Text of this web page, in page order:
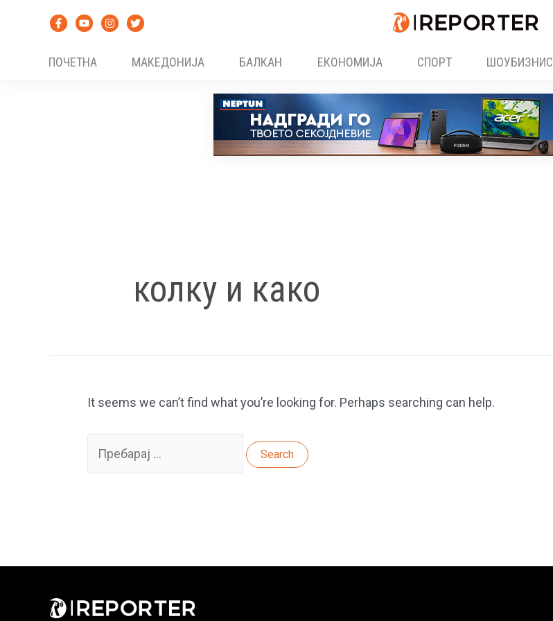
ПОЧЕТНА
МАКЕДОНИЈА БАЛКАН ЕКОНОМИЈА СПОРТ ШОУБИЗНИС
колку и како
It seems we can’t find what you’re looking for. Perhaps searching can help.
for: